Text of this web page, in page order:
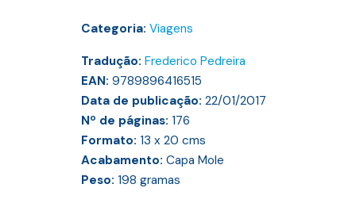
Categoria: Viagens
Tradução: Frederico Pedreira
EAN: 9789896416515
Data de publicação: 22/01/2017
Nº de páginas: 176
Formato: 13 x 20 cms
Acabamento: Capa Mole
Peso: 198 gramas